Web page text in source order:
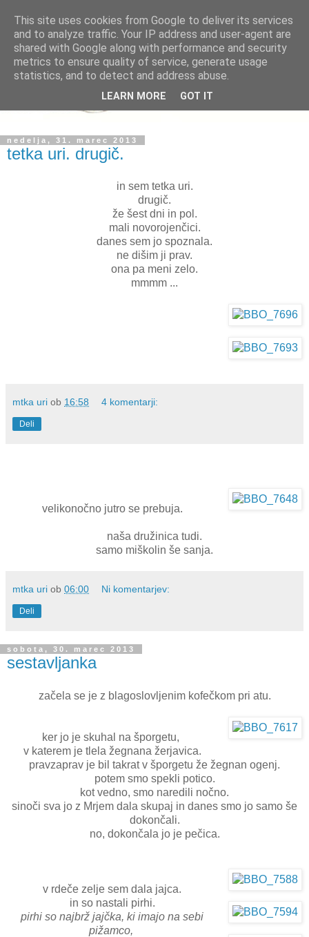
nedelja, 31. marec 2013
tetka uri. drugič.
in sem tetka uri.
drugič.
že šest dni in pol.
mali novorojenčici.
danes sem jo spoznala.
ne dišim ji prav.
ona pa meni zelo.
mmmm ...
mtka uri ob 16:58 4 komentarji:
Deli
velikonočno jutro se prebuja.
naša družinica tudi.
samo miškolin še sanja.
mtka uri ob 06:00 Ni komentarjev:
Deli
sobota, 30. marec 2013
sestavljanka
začela se je z blagoslovljenim kofečkom pri atu.
ker jo je skuhal na šporgetu,
v katerem je tlela žegnana žerjavica.
pravzaprav je bil takrat v šporgetu že žegnan ogenj.
potem smo spekli potico.
kot vedno, smo naredili nočno.
sinoči sva jo z Mrjem dala skupaj in danes smo jo samo še
dokončali.
no, dokončala jo je pečica.
v rdeče zelje sem dala jajca.
in so nastali pirhi.
pirhi so najbrž jajčka, ki imajo na sebi
pižamco,
This site uses cookies from Google to deliver its services
and to analyze traffic. Your IP address and user-agent are
shared with Google along with performance and security
metrics to ensure quality of service, generate usage
statistics, and to detect and address abuse.
LEARN MORE GOT IT